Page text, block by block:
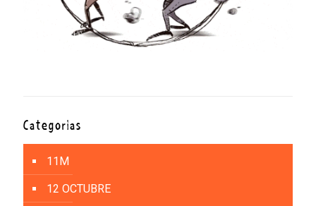
Categorías
11M
12 OCTUBRE